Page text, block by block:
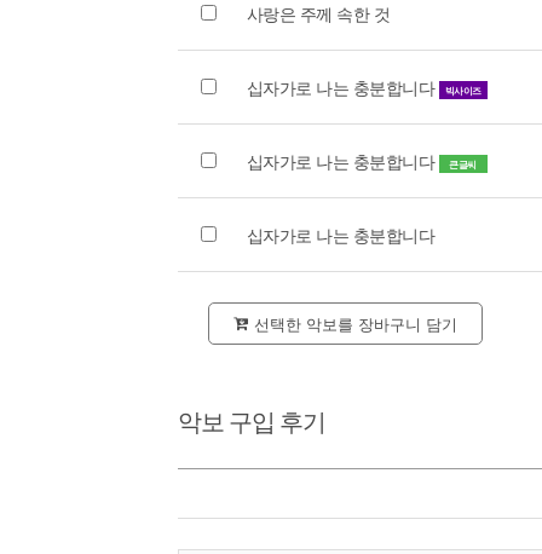
사랑은 주께 속한 것
십자가로 나는 충분합니다 빅사이즈
십자가로 나는 충분합니다 큰글씨
십자가로 나는 충분합니다
선택한 악보를 장바구니 담기
악보 구입 후기